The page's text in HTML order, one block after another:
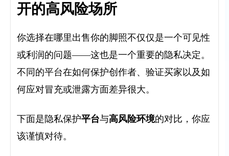
开的高风险场所
你选择在哪里出售你的脚照不仅仅是一个可见性
或利润的问题——这也是一个重要的隐私决定。
不同的平台在如何保护创作者、验证买家以及如
何应对冒充或泄露方面差异很大。
下面是隐私保护平台与高风险环境的对比 ， 你应
该谨慎对待。